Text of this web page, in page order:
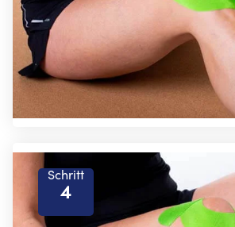
Schritt
4